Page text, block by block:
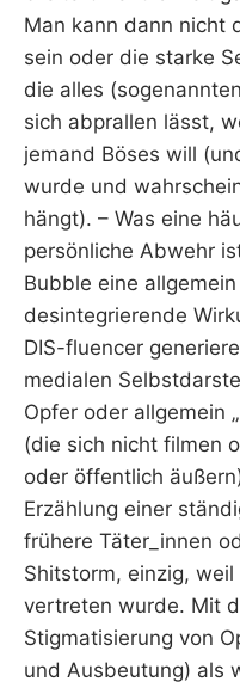
Man kann dann nicht
sein oder die starke
die alles
sich abprallen lässt,
jemand Böses will
wurde und
hängt). – Was eine
persönliche Abwehr
Bubble eine
desintegrierende
DIS-fluencer
medialen
Opfer oder allgemein
(die sich nicht filmen
oder öffentlich
Erzählung einer
frühere Täter_innen
Shitstorm, einzig,
vertreten wurde. Mit
Stigmatisierung von
und Ausbeutung) als